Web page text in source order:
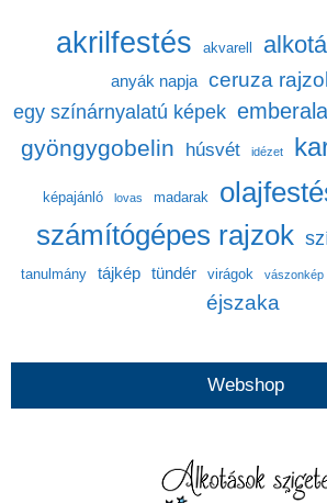
akrilfestés akvarell
anyák napja ceruza
egy színárnyalatú képek
gyöngygobelin húsvét idézet
képajánló lovas madarak
számítógépes rajzok
tanulmány tájkép tündér virágok vászonkép
éjszaka
Webshop